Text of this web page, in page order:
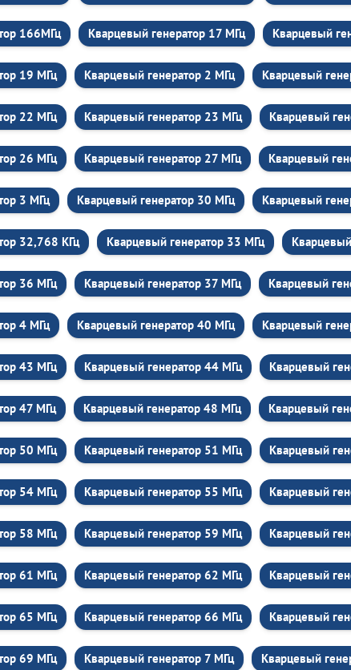
166МГц Кварцевый генератор 17 МГц Кварцевый
19 МГц Кварцевый генератор 2 МГц Кварцевый
22 МГц Кварцевый генератор 23 МГц Кварцевый
26 МГц Кварцевый генератор 27 МГц Кварцевый
3 МГц Кварцевый генератор 30 МГц Кварцевый
32,768 КГц Кварцевый генератор 33 МГц
36 МГц Кварцевый генератор 37 МГц Кварцевый
4 МГц Кварцевый генератор 40 МГц Кварцевый
43 МГц Кварцевый генератор 44 МГц Кварцевый
47 МГц Кварцевый генератор 48 МГц Кварцевый
50 МГц Кварцевый генератор 51 МГц Кварцевый
54 МГц Кварцевый генератор 55 МГц Кварцевый
58 МГц Кварцевый генератор 59 МГц Кварцевый
61 МГц Кварцевый генератор 62 МГц Кварцевый
65 МГц Кварцевый генератор 66 МГц Кварцевый
69 МГц Кварцевый генератор 7 МГц Кварцевый